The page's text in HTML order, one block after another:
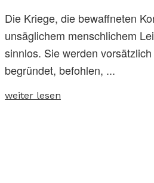
Die Kriege, die bewaffneten
unsäglichem menschlichem
sinnlos. Sie werden
begründet, befohlen, ...
weiter lesen